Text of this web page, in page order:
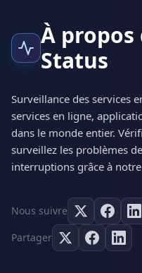
À
Status
Surveillance des services
services en ligne,
dans le monde entier.
surveillez les problèmes
interruptions grâce à
Nous suivre
Partager